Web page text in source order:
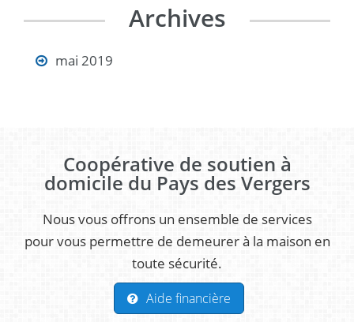
Archives
mai 2019
Coopérative de soutien à
domicile du Pays des Vergers
Nous vous offrons un ensemble de services
pour vous permettre de demeurer à la maison en
toute sécurité.
Aide financière